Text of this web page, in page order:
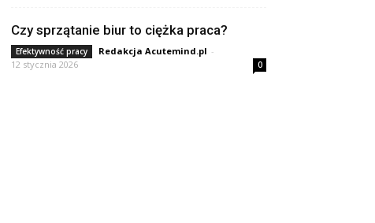
Czy sprzątanie biur to ciężka praca?
Efektywność pracy Redakcja Acutemind.pl -
12 stycznia 2026
0